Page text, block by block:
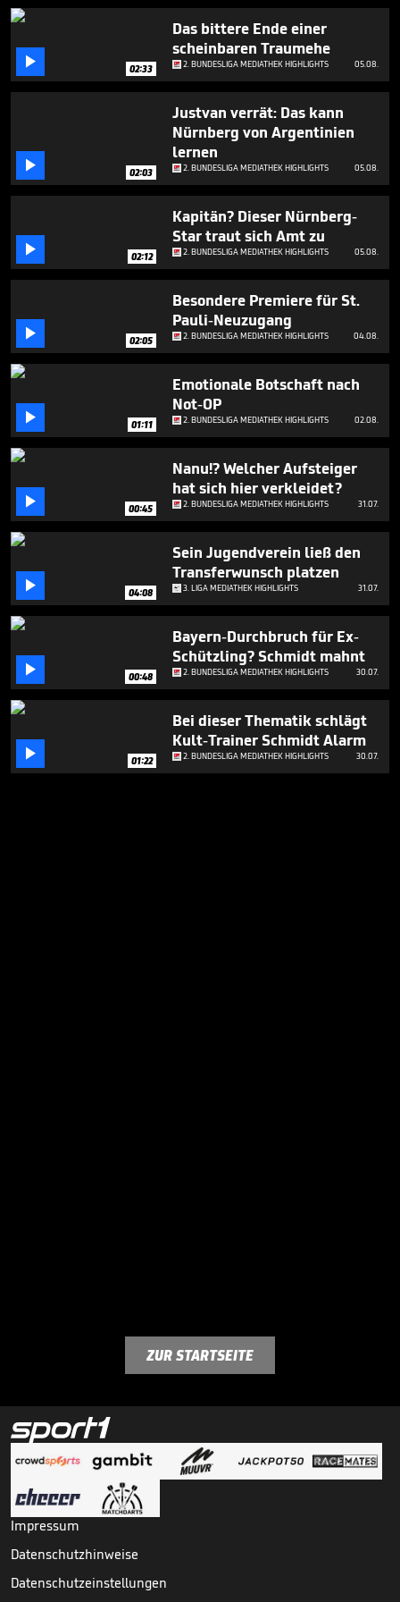
1
minute,
seconds
 02:33
Das bittere Ende einer
scheinbaren Traumehe
2. BUNDESLIGA MEDIATHEK HIGHLIGHTS 05.08.
 02:03
Justvan verrät: Das kann
Nürnberg von Argentinien
lernen
2. BUNDESLIGA MEDIATHEK HIGHLIGHTS 05.08.
 02:12
Kapitän? Dieser Nürnberg-
Star traut sich Amt zu
2. BUNDESLIGA MEDIATHEK HIGHLIGHTS 05.08.
 02:05
Besondere Premiere für St.
Pauli-Neuzugang
2. BUNDESLIGA MEDIATHEK HIGHLIGHTS 04.08.
 01:11
Emotionale Botschaft nach
Not-OP
2. BUNDESLIGA MEDIATHEK HIGHLIGHTS 02.08.
 00:45
Nanu!? Welcher Aufsteiger
hat sich hier verkleidet?
2. BUNDESLIGA MEDIATHEK HIGHLIGHTS 31.07.
 04:08
Sein Jugendverein ließ den
Transferwunsch platzen
3. LIGA MEDIATHEK HIGHLIGHTS 31.07.
 00:48
Bayern-Durchbruch für Ex-
Schützling? Schmidt mahnt
2. BUNDESLIGA MEDIATHEK HIGHLIGHTS 30.07.
 01:22
Bei dieser Thematik schlägt
Kult-Trainer Schmidt Alarm
2. BUNDESLIGA MEDIATHEK HIGHLIGHTS 30.07.
ZUR STARTSEITE
Impressum
Datenschutzhinweise
Datenschutzeinstellungen